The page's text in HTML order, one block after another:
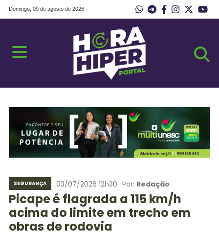
Domingo, 09 de agosto de 2026
SEGURANÇA 03/07/2026 12h30 Por: Redação
Picape é flagrada a 115 km/h
acima do limite em trecho em
obras de rodovia